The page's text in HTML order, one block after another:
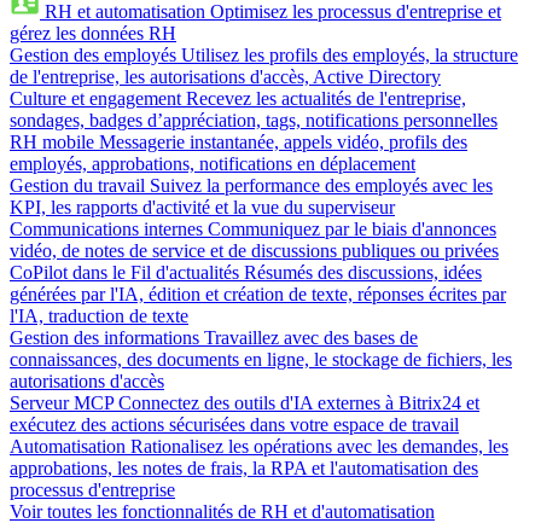
RH et automatisation Optimisez les processus d'entreprise et
gérez les données RH
Gestion des employés Utilisez les profils des employés, la structure
de l'entreprise, les autorisations d'accès, Active Directory
Culture et engagement Recevez les actualités de l'entreprise,
sondages, badges d’appréciation, tags, notifications personnelles
RH mobile Messagerie instantanée, appels vidéo, profils des
employés, approbations, notifications en déplacement
Gestion du travail Suivez la performance des employés avec les
KPI, les rapports d'activité et la vue du superviseur
Communications internes Communiquez par le biais d'annonces
vidéo, de notes de service et de discussions publiques ou privées
CoPilot dans le Fil d'actualités Résumés des discussions, idées
générées par l'IA, édition et création de texte, réponses écrites par
l'IA, traduction de texte
Gestion des informations Travaillez avec des bases de
connaissances, des documents en ligne, le stockage de fichiers, les
autorisations d'accès
Serveur MCP Connectez des outils d'IA externes à Bitrix24 et
exécutez des actions sécurisées dans votre espace de travail
Automatisation Rationalisez les opérations avec les demandes, les
approbations, les notes de frais, la RPA et l'automatisation des
processus d'entreprise
Voir toutes les fonctionnalités de RH et d'automatisation